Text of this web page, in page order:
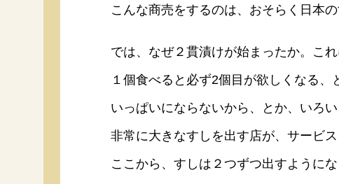
Fibee
こんな商売をするのは、おそらく日本の
では、なぜ２貫漬けが始まったか。こ
１個食べると必ず2個目が欲しくなる
いっぱいにならないから、とか、いろ
非常に大きなすしを出す店が、サービ
ここから、すしは２つずつ出すように